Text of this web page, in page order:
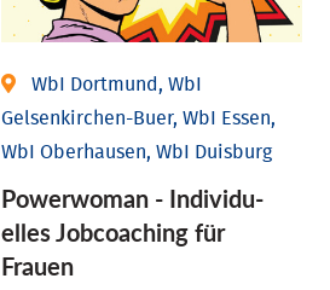
WbI Dortmund, WbI
Gelsenkirchen-Buer, WbI Essen,
WbI Oberhausen, WbI Duisburg
Powerwoman - Individu­
elles Job­coaching für
Frauen